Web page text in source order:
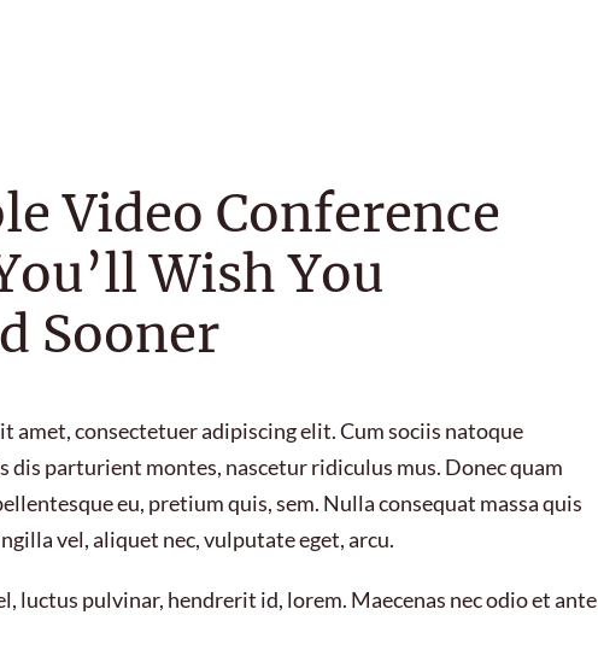
Video Conference
Wish You
Sooner
amet, consectetuer adipiscing elit. Cum sociis natoque
dis parturient montes, nascetur ridiculus mus. Donec quam
eu, pretium quis, sem. Nulla consequat massa quis
vel, aliquet nec, vulputate eget, arcu.
luctus pulvinar, hendrerit id, lorem. Maecenas nec odio et ante